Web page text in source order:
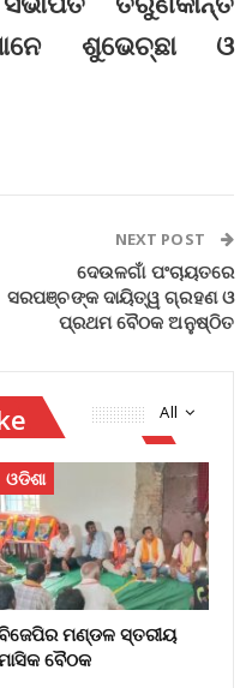
ଶୁଭେଚ୍ଛା ଓ
NEXT POST
ଦେଉଳଗାଁ ପଂଚାୟତରେ
ସରପଞ୍ଚଙ୍କ ଦାୟିତ୍ୱ ଗ୍ରହଣ ଓ
ପ୍ରଥମ ବୈଠକ ଅନୁଷ୍ଠିତ
All
ଓଡିଶା
ମଣ୍ଡଳ ସ୍ତରୀୟ
ବୈଠକ